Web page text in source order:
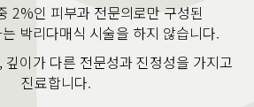
2%인 피부과 전문의로만 구성된
박리다매식 시술을 하지 않습니다.
깊이가 다른 전문성과 진정성을 가지고
진료합니다.